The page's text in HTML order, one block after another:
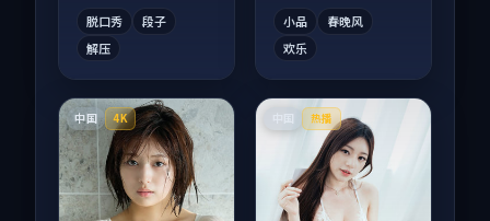
脱口秀
段子
解压
小品
春晚风
欢乐
中国 4K 热播